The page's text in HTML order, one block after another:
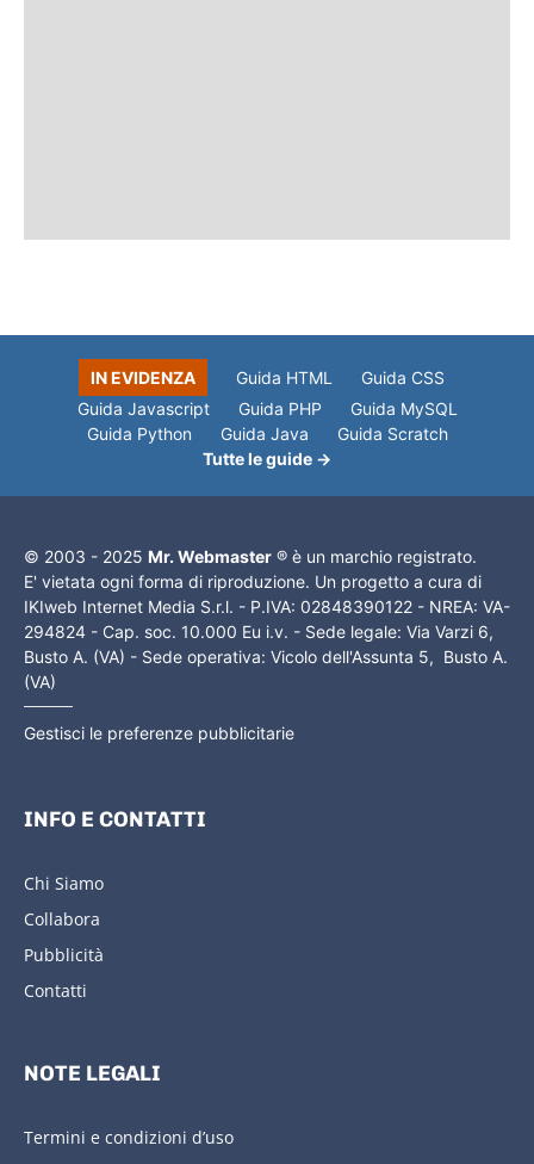
IN EVIDENZA Guida HTML
Guida CSS
Guida Javascript
Guida PHP
Guida MySQL
Guida Python
Guida Java
Guida Scratch
Tutte le guide →
© 2003 - 2025 Mr. Webmaster ® è un marchio registrato.
E' vietata ogni forma di riproduzione. Un progetto a cura di
IKIweb Internet Media S.r.l. - P.IVA: 02848390122 - NREA: VA-
294824 - Cap. soc. 10.000 Eu i.v. - Sede legale: Via Varzi 6,
Busto A. (VA) - Sede operativa: Vicolo dell'Assunta 5, Busto A.
(VA)
Gestisci le preferenze pubblicitarie
INFO E CONTATTI
Chi Siamo
Collabora
Pubblicità
Contatti
NOTE LEGALI
Termini e condizioni d’uso